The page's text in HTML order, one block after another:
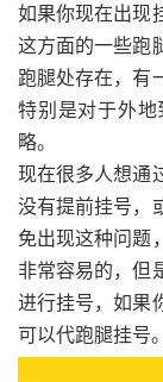
如果你现在出现
这方面的一些跑
跑腿处存在，有
特别是对于外
略。
现在很多人想通
没有提前挂号，
免出现这种问题
非常容易的，但
进行挂号，如果
可以代跑腿挂号。